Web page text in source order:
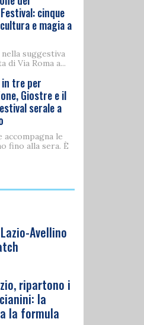
cinque
e magia a
suggestiva
di Via Roma a...
tre per
Giostre e il
serale a
accompagna le
fino alla sera. È
Avellino
ripartono i
la
la formula